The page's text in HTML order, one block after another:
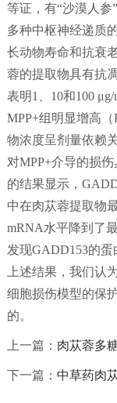
等证，有“沙漠人
多种中枢神经递质
长动物寿命和抗衰
蓉的提取物具有抗
表明1、10和100
MPP+组明显增高
物浓度呈剂量依赖
对MPP+介导的损伤
的结果显示，
中在肉苁蓉提取物
mRNA水平降到了
发现GADD153的
上述结果，我们认
细胞损伤模型的保
的。
上一篇： 肉苁蓉多
下一篇： 中草药肉